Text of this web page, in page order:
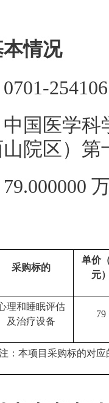
情况
国医学
院区）第
采购标的
单价
元
理和睡眠评估
及治疗设备
79
：本项目采购标的对